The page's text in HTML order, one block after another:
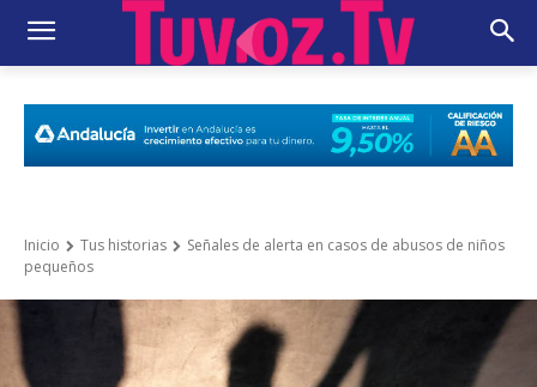
Inicio Tus historias
Señales de alerta en casos de abusos de niños
pequeños